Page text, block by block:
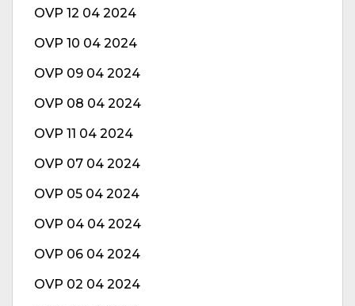
OVP 12 04 2024
OVP 10 04 2024
OVP 09 04 2024
OVP 08 04 2024
OVP 11 04 2024
OVP 07 04 2024
OVP 05 04 2024
OVP 04 04 2024
OVP 06 04 2024
OVP 02 04 2024